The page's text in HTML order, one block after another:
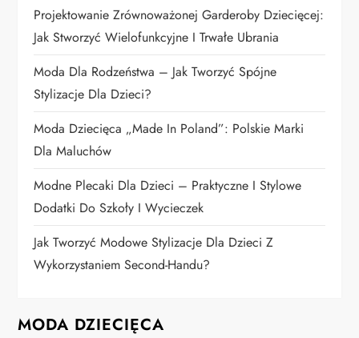
w
p
i
s
u
Projektowanie Zrównoważonej Garderoby Dziecięcej:
Jak Stworzyć Wielofunkcyjne I Trwałe Ubrania
Moda Dla Rodzeństwa – Jak Tworzyć Spójne
Stylizacje Dla Dzieci?
Moda Dziecięca „Made In Poland”: Polskie Marki
Dla Maluchów
Modne Plecaki Dla Dzieci – Praktyczne I Stylowe
Dodatki Do Szkoły I Wycieczek
Jak Tworzyć Modowe Stylizacje Dla Dzieci Z
Wykorzystaniem Second-Handu?
MODA DZIECIĘCA